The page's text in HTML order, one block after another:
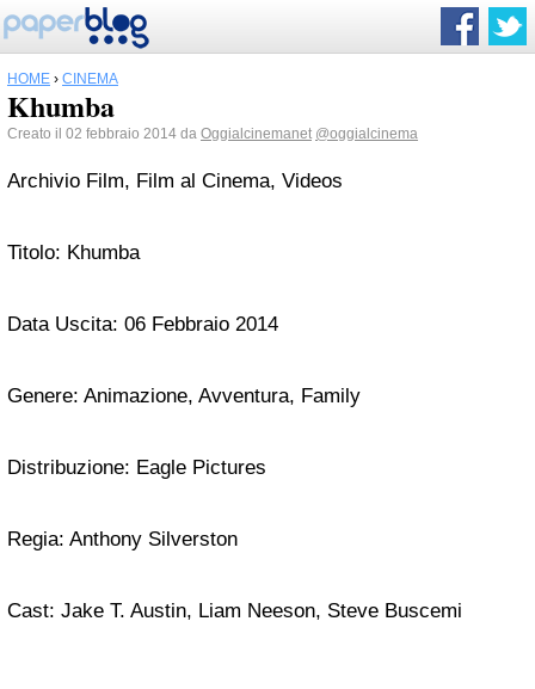
HOME › CINEMA
Khumba
Creato il 02 febbraio 2014 da Oggialcinemanet @oggialcinema
Archivio Film, Film al Cinema, Videos
Titolo: Khumba
Data Uscita: 06 Febbraio 2014
Genere: Animazione, Avventura, Family
Distribuzione: Eagle Pictures
Regia: Anthony Silverston
Cast: Jake T. Austin, Liam Neeson, Steve Buscemi